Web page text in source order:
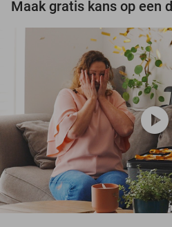
play_circle